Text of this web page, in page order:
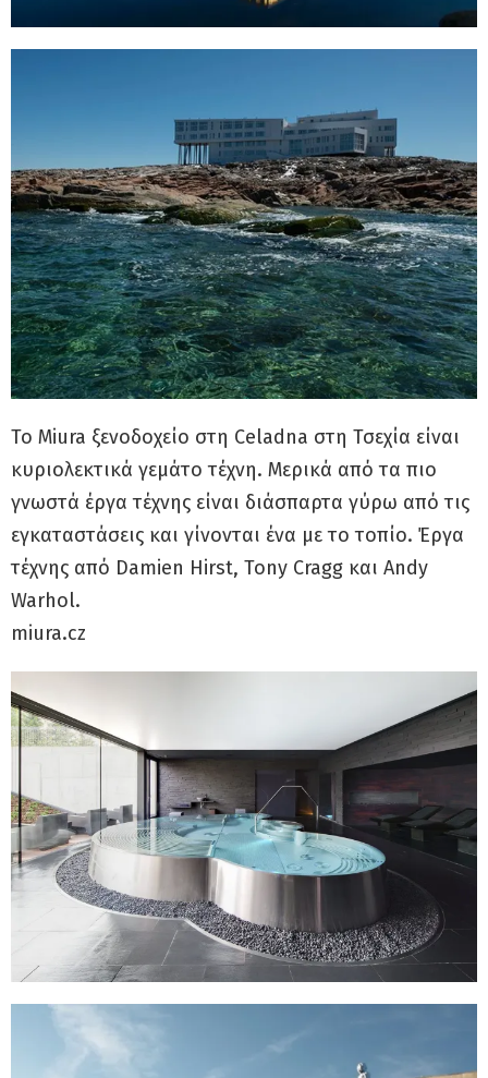
Το Miura ξενοδοχείο στη Celadna στη Τσεχία είναι
κυριολεκτικά γεμάτο τέχνη. Μερικά από τα πιο
γνωστά έργα τέχνης είναι διάσπαρτα γύρω από τις
εγκαταστάσεις και γίνονται ένα με το τοπίο. Έργα
τέχνης από Damien Hirst, Tony Cragg και Andy
Warhol.
miura.cz